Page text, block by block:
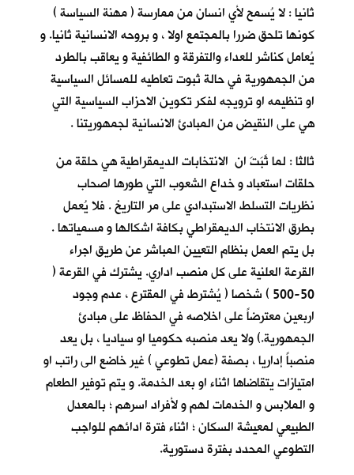
ثانيا : لا يُسمح لأي انسان من ممارسة ( مهنة السياسة )
كونها تلحق ضررا بالمجتمع اولا ، و بروحه الانسانية ثانيا. و
يُعامل كناشر للعداء والتفرقة و الطائفية و يعاقب بالطرد
من الجمهورية في حالة ثبوت تعاطيه للمسائل السياسية
او تنظيمه او ترويجه لفكر تكوين الاحزاب السياسية التي
هي على النقيض من المبادئ الانسانية لجمهوريتنا .
ثالثا : لما ثَبَتَ ان الانتخابات الديمقراطية هي حلقة من
حلقات استعباد و خداع الشعوب التي طورها اصحاب
نظريات التسلط الاستبدادي على مر التاريخ . فلا يُعمل
بطرق الانتخاب الديمقراطي بكافة اشكالها و مسمياتها .
بل يتم العمل بنظام التعيين المباشر عن طريق اجراء
القرعة العلنية على كل منصب اداري. يشترك في القرعة (
50-500 ) شخصا ( يُشترط في المقترع ، عدم وجود
اربعين معترضاً على اخلاصه في الحفاظ على مبادئ
الجمهورية.) ولا يعد منصبه حكوميا او سياديا ، بل يعد
منصباً إداريا ، بصفة (عمل تطوعي ) غير خاضع الى راتب او
امتيازات يتقاضاها اثناء او بعد الخدمة. و يتم توفير الطعام
و الملابس و الخدمات لهم و لأفراد اسرهم ؛ بالمعدل
الطبيعي لمعيشة السكان ؛ اثناء فترة ادائهم للواجب
التطوعي المحدد بفترة دستورية.